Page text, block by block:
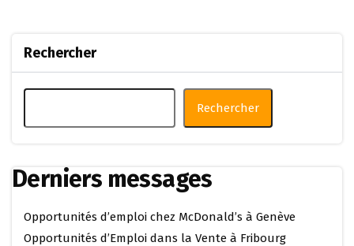
Rechercher
Rechercher
Derniers messages
Opportunités d’emploi chez McDonald’s à Genève
Opportunités d’Emploi dans la Vente à Fribourg